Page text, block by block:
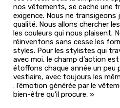
nos vêtements, se cache une
exigence. Nous ne transigeons
qualité. Nous allons chercher
les couleurs qui nous plaisent.
réinventons sans cesse les
styles. Pour les stylistes qui
avec moi, le champ d’action
étoffons chaque année un peu
vestiaire, avec toujours les
: l’émotion générée par le
bien-être qu’il procure. »